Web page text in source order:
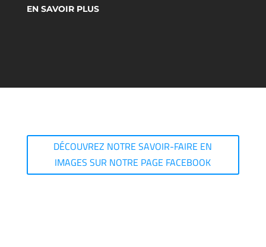
EN SAVOIR PLUS
DÉCOUVREZ NOTRE SAVOIR-FAIRE EN
IMAGES SUR NOTRE PAGE FACEBOOK